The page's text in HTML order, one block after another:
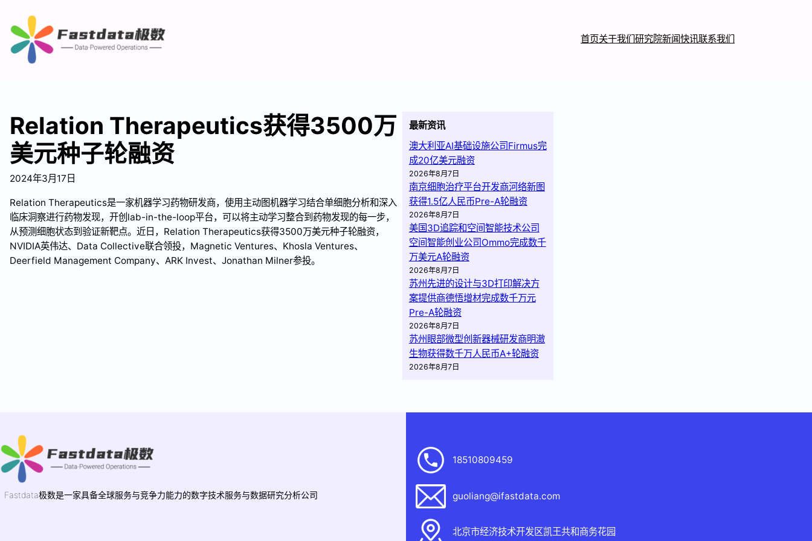
首页关于我们 研究院新闻快讯联系我们
Relation Therapeutics获得3500万
美元种子轮融资
2024年3月17日
Relation Therapeutics是一家机器学习药物研发商，使用主动图机器学习结合单细胞分析和深入
临床洞察进行药物发现，开创lab-in-the-loop平台，可以将主动学习整合到药物发现的每一步，
从预测细胞状态到验证新靶点。近日，Relation Therapeutics获得3500万美元种子轮融资，
NVIDIA英伟达、Data Collective联合领投，Magnetic Ventures、Khosla Ventures、
Deerfield Management Company、ARK Invest、Jonathan Milner参投。
最新资讯
澳大利亚AI基础设施公司Firmus完
成20亿美元融资
2026年8月7日
南京细胞治疗平台开发商河络新图
获得1.5亿人民币Pre-A轮融资
2026年8月7日
美国3D追踪和空间智能技术公司
空间智能创业公司Ommo完成数千
万美元A轮融资
2026年8月7日
苏州先进的设计与3D打印解决方
案提供商德悟增材完成数千万元
Pre-A轮融资
2026年8月7日
苏州眼部微型创新器械研发商明澈
生物获得数千万人民币A+轮融资
2026年8月7日
Fastdata极数是一家具备全球服务与竞争力能力的数字技术服务与数据研究分析公司
18510809459
guoliang@ifastdata.com
北京市经济技术开发区凯王共和商务花园